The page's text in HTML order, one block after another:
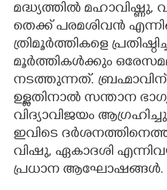
മദ്ധ്യത്തിൽ മഹാവിഷ്ണു,
തെക്ക് പരമശിവൻ
ത്രിമൂർത്തികളെ
മൂർത്തികൾക്കും
നടത്തുന്നത്. ബ്രഹ്മാവിന്
ഉള്ളതിനാൽ സന്താന
വിദ്യാവിജയം
ഇവിടെ
വിഷു, ഏകാദശി
പ്രധാന ആഘോഷങ്ങൾ.